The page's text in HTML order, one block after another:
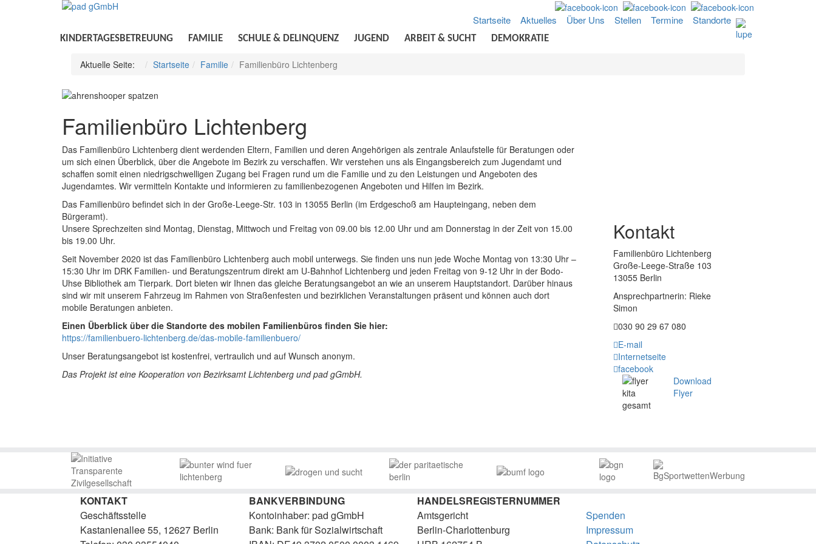
Startseite Aktuelles Über Uns Stellen Termine Standorte
KINDERTAGESBETREUUNG FAMILIE SCHULE & DELINQUENZ JUGEND ARBEIT & SUCHT DEMOKRATIE
Aktuelle Seite: Startseite Familie Familienbüro Lichtenberg
Familienbüro Lichtenberg
Das Familienbüro Lichtenberg dient werdenden Eltern, Familien und deren Angehörigen als zentrale Anlaufstelle für Beratungen oder
um sich einen Überblick, über die Angebote im Bezirk zu verschaffen. Wir verstehen uns als Eingangsbereich zum Jugendamt und
schaffen somit einen niedrigschwelligen Zugang bei Fragen rund um die Familie und zu den Leistungen und Angeboten des
Jugendamtes. Wir vermitteln Kontakte und informieren zu familienbezogenen Angeboten und Hilfen im Bezirk.
Das Familienbüro befindet sich in der Große-Leege-Str. 103 in 13055 Berlin (im Erdgeschoß am Haupteingang, neben dem
Bürgeramt).
Unsere Sprechzeiten sind Montag, Dienstag, Mittwoch und Freitag von 09.00 bis 12.00 Uhr und am Donnerstag in der Zeit von 15.00
bis 19.00 Uhr.
Seit November 2020 ist das Familienbüro Lichtenberg auch mobil unterwegs. Sie finden uns nun jede Woche Montag von 13:30 Uhr –
15:30 Uhr im DRK Familien- und Beratungszentrum direkt am U-Bahnhof Lichtenberg und jeden Freitag von 9-12 Uhr in der Bodo-
Uhse Bibliothek am Tierpark. Dort bieten wir Ihnen das gleiche Beratungsangebot an wie an unserem Hauptstandort. Darüber hinaus
sind wir mit unserem Fahrzeug im Rahmen von Straßenfesten und bezirklichen Veranstaltungen präsent und können auch dort
mobile Beratungen anbieten.
Einen Überblick über die Standorte des mobilen Familienbüros finden Sie hier:
https://familienbuero-lichtenberg.de/das-mobile-familienbuero/
Unser Beratungsangebot ist kostenfrei, vertraulich und auf Wunsch anonym.
Das Projekt ist eine Kooperation von Bezirksamt Lichtenberg und pad gGmbH.
Kontakt
Familienbüro Lichtenberg
Große-Leege-Straße 103
13055 Berlin
Ansprechpartnerin: Rieke
Simon
030 90 29 67 080
E-mail
Internetseite
facebook
Download
Flyer
KONTAKT
Geschäftsstelle
Kastanienallee 55, 12627 Berlin
BANKVERBINDUNG
Kontoinhaber: pad gGmbH
Bank: Bank für Sozialwirtschaft
HANDELSREGISTERNUMMER
Amtsgericht
Berlin-Charlottenburg
Spenden
Impressum